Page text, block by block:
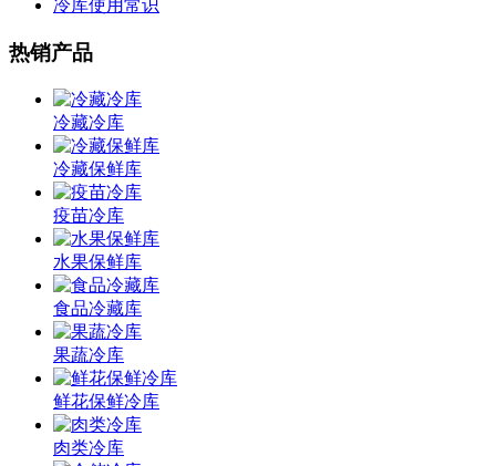
冷库使用常识
热销产品
冷藏冷库
冷藏保鲜库
疫苗冷库
水果保鲜库
食品冷藏库
果蔬冷库
鲜花保鲜冷库
肉类冷库